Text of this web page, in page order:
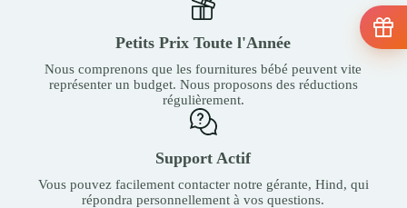
Petits Prix Toute l'Année
Nous comprenons que les fournitures bébé peuvent vite
représenter un budget. Nous proposons des réductions
régulièrement.
Support Actif
Vous pouvez facilement contacter notre gérante, Hind, qui
répondra personnellement à vos questions.